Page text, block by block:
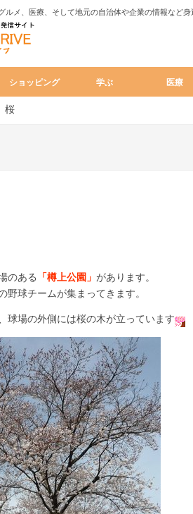
メ、医療、そして地元の自治体や企業の情報など
ショッピング 学ぶ 医療
桜
のある 「樽上公園」 があります。
野球チームが集まってきます。
球場の外側には桜の木が立っています